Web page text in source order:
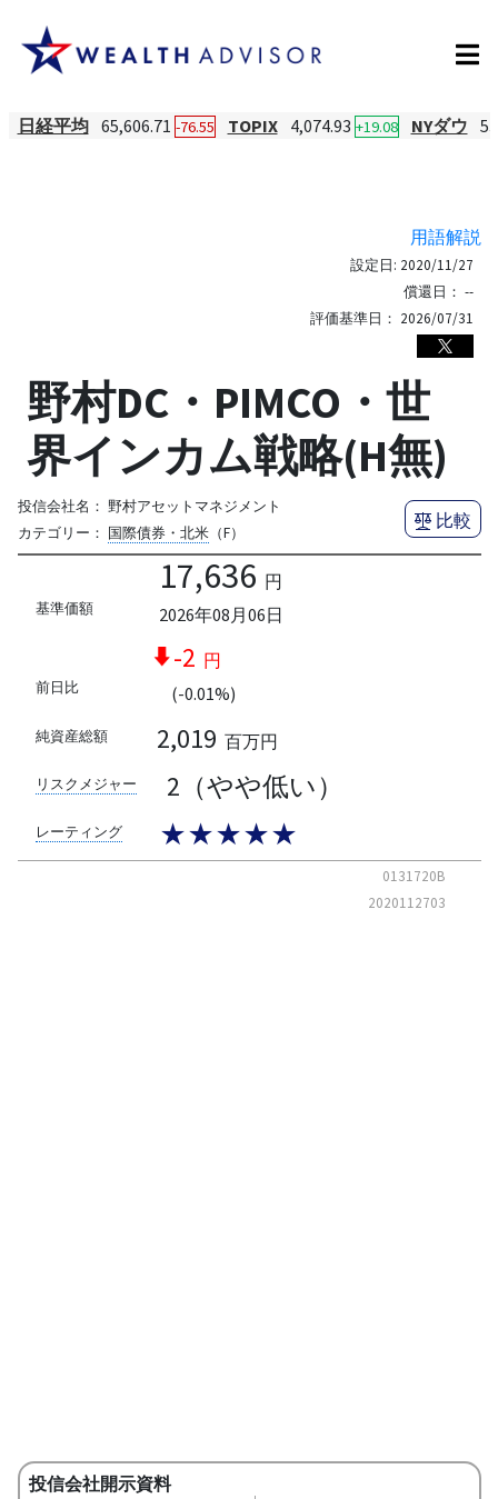
日経平均 65,606.71 -76.55 TOPIX 4,074.93 +19.08 NYダウ
用語解説
設定日: 2020/11/27
償還日： --
評価基準日： 2026/07/31
野村DC・PIMCO・世
界インカム戦略(H無)
投信会社名： 野村アセットマネジメント
カテゴリー： 国際債券・北米（F）
比較
基準価額
17,636 円
2026年08月06日
前日比
-2 円
(-0.01%)
純資産総額 2,019 百万円
リスクメジャー 2（やや低い）
レーティング ★★★★★
0131720B
2020112703
投信会社開示資料